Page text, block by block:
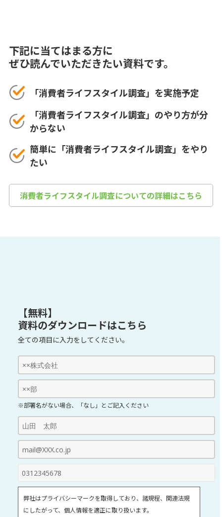
下記に当てはまる方に
ぜひ読んでいただきたい資料です。
「消費者ライフスタイル調査」を実施予定
「消費者ライフスタイル調査」のやり方が分
からない
簡単に「消費者ライフスタイル調査」をやり
たい
消費者ライフスタイル調査についての詳細はこちら
【無料】
資料のダウンロードはこちら
全ての項目に入力をしてください。
※部署名がない場合、「なし」とご記入ください
弊社はプライバシーマークを取得しており、諸規程、関連法規
にしたがって、個人情報を適正に取り扱います。